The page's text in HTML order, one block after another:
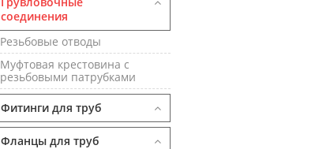
соединения
Резьбовые отводы
Муфтовая крестовина с
резьбовыми патрубками
Фитинги для труб
Фланцы для труб